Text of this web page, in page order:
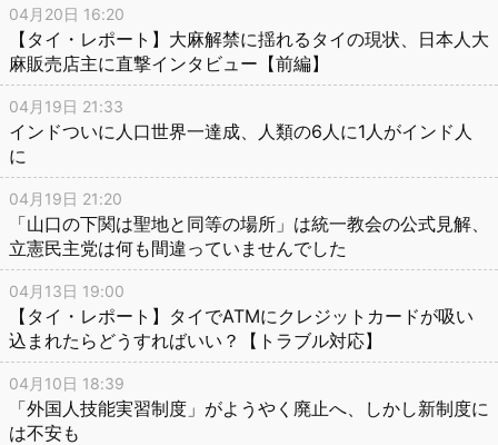
04月20日 16:20
【タイ・レポート】大麻解禁に揺れるタイの現状、日本人大
麻販売店主に直撃インタビュー【前編】
04月19日 21:33
インドついに人口世界一達成、人類の6人に1人がインド人
に
04月19日 21:20
「山口の下関は聖地と同等の場所」は統一教会の公式見解、
立憲民主党は何も間違っていませんでした
04月13日 19:00
【タイ・レポート】タイでATMにクレジットカードが吸い
込まれたらどうすればいい？【トラブル対応】
04月10日 18:39
「外国人技能実習制度」がようやく廃止へ、しかし新制度に
は不安も